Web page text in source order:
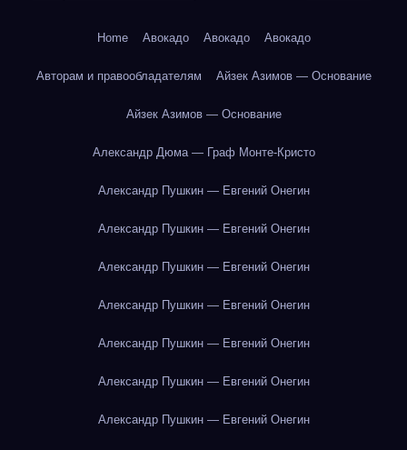
Home Авокадо Авокадо Авокадо
Авторам и правообладателям Айзек Азимов — Основание
Айзек Азимов — Основание
Александр Дюма — Граф Монте-Кристо
Александр Пушкин — Евгений Онегин
Александр Пушкин — Евгений Онегин
Александр Пушкин — Евгений Онегин
Александр Пушкин — Евгений Онегин
Александр Пушкин — Евгений Онегин
Александр Пушкин — Евгений Онегин
Александр Пушкин — Евгений Онегин